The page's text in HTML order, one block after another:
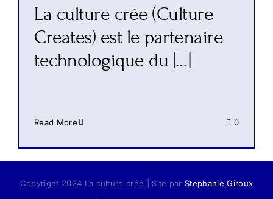
La culture crée (Culture
Creates) est le partenaire
technologique du […]
Read More 0
Copyright 2024 La culture crée | Site parStephanie Giroux